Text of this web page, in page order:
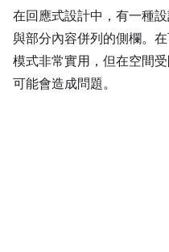
在回應式設計中，有一種
與部分內容併列的側欄。
模式非常實用，但在空間
可能會造成問題。